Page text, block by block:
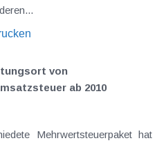
von
ab 2010
Mehrwertsteuerpaket hat